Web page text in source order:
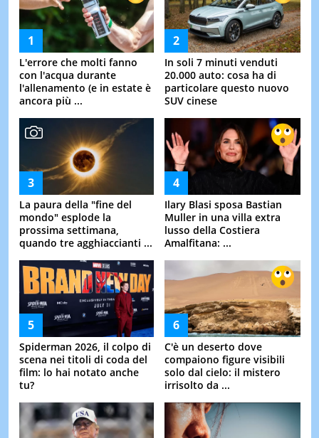
L'errore che molti fanno
con l'acqua durante
l'allenamento (e in estate è
ancora più ...
In soli 7 minuti venduti
20.000 auto: cosa ha di
particolare questo nuovo
SUV cinese
La paura della "fine del
mondo" esplode la
prossima settimana,
quando tre agghiaccianti ...
Ilary Blasi sposa Bastian
Muller in una villa extra
lusso della Costiera
Amalfitana: ...
Spiderman 2026, il colpo di
scena nei titoli di coda del
film: lo hai notato anche
tu?
C'è un deserto dove
compaiono figure visibili
solo dal cielo: il mistero
irrisolto da ...